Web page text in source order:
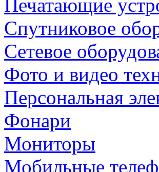
Печатающие
Спутниковое
Сетевое
Фото и видео
Персональная
Фонари
Мониторы
Мобильные